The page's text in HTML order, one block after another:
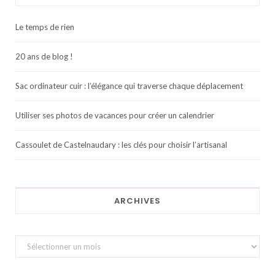
Le temps de rien
20 ans de blog !
Sac ordinateur cuir : l’élégance qui traverse chaque déplacement
Utiliser ses photos de vacances pour créer un calendrier
Cassoulet de Castelnaudary : les clés pour choisir l’artisanal
ARCHIVES
Archives